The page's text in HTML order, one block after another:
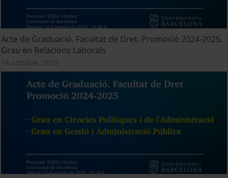
Acte de Graduació. Facultat de Dret. Promoció 2024-2025.
Grau en Relacions Laborals
14 octubre, 2025